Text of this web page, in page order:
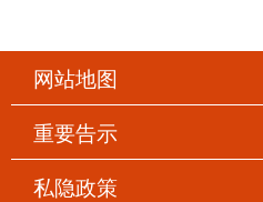
网站地图
重要告示
私隐政策